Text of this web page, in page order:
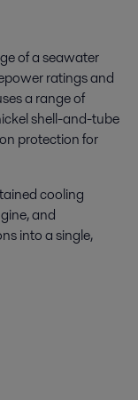
of a seawater
ratings and
a range of
shell-and-tube
protection for
cooling
and
into a single,